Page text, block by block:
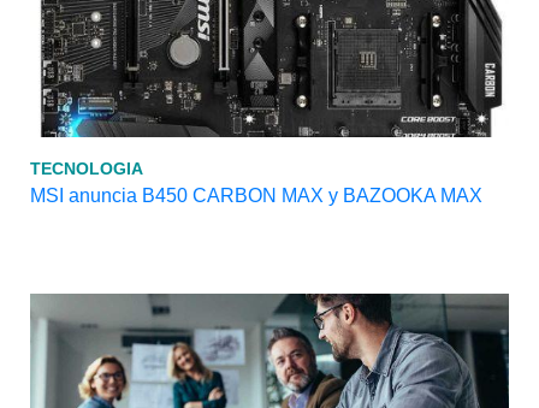
TECNOLOGIA
MSI anuncia B450 CARBON MAX y BAZOOKA MAX